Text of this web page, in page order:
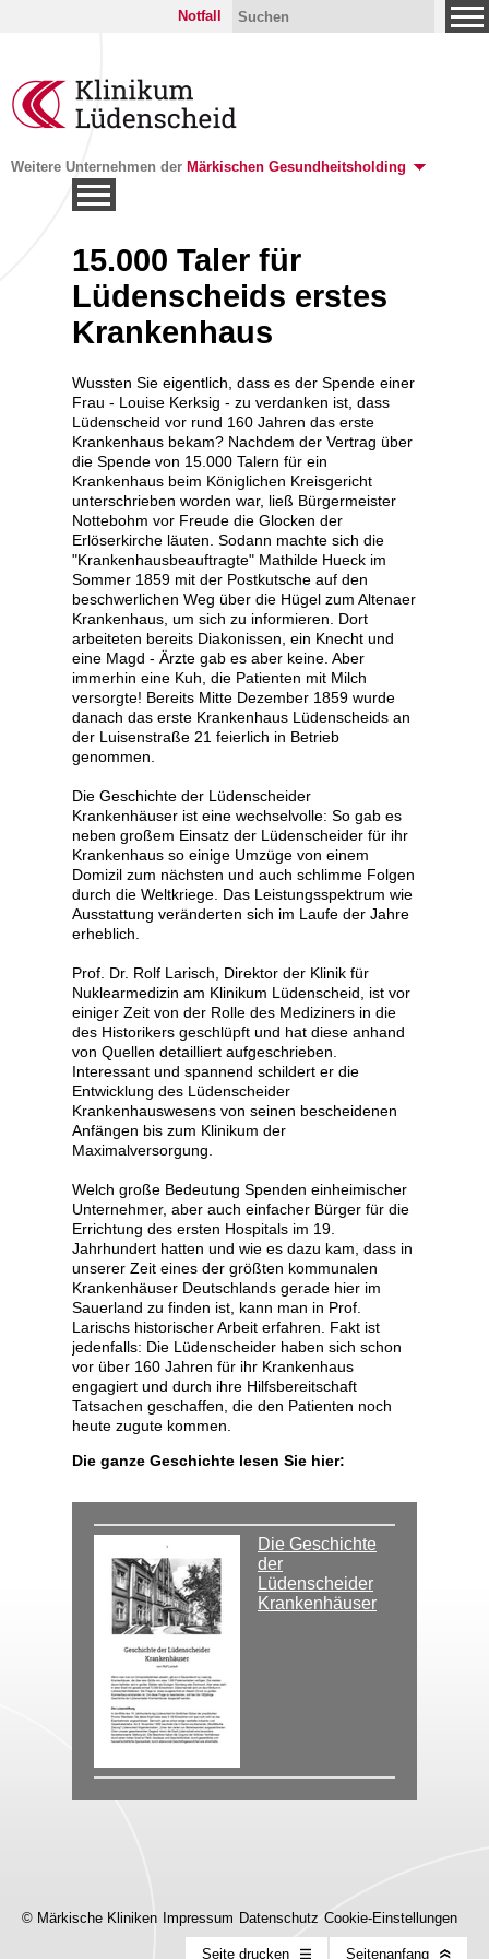
Notfall
Weitere Unternehmen der Märkischen Gesundheitsholding
15.000 Taler für
Lüdenscheids erstes
Krankenhaus
Wussten Sie eigentlich, dass es der Spende einer
Frau - Louise Kerksig - zu verdanken ist, dass
Lüdenscheid vor rund 160 Jahren das erste
Krankenhaus bekam? Nachdem der Vertrag über
die Spende von 15.000 Talern für ein
Krankenhaus beim Königlichen Kreisgericht
unterschrieben worden war, ließ Bürgermeister
Nottebohm vor Freude die Glocken der
Erlöserkirche läuten. Sodann machte sich die
"Krankenhausbeauftragte" Mathilde Hueck im
Sommer 1859 mit der Postkutsche auf den
beschwerlichen Weg über die Hügel zum Altenaer
Krankenhaus, um sich zu informieren. Dort
arbeiteten bereits Diakonissen, ein Knecht und
eine Magd - Ärzte gab es aber keine. Aber
immerhin eine Kuh, die Patienten mit Milch
versorgte! Bereits Mitte Dezember 1859 wurde
danach das erste Krankenhaus Lüdenscheids an
der Luisenstraße 21 feierlich in Betrieb
genommen.
Die Geschichte der Lüdenscheider
Krankenhäuser ist eine wechselvolle: So gab es
neben großem Einsatz der Lüdenscheider für ihr
Krankenhaus so einige Umzüge von einem
Domizil zum nächsten und auch schlimme Folgen
durch die Weltkriege. Das Leistungsspektrum wie
Ausstattung veränderten sich im Laufe der Jahre
erheblich.
Prof. Dr. Rolf Larisch, Direktor der Klinik für
Nuklearmedizin am Klinikum Lüdenscheid, ist vor
einiger Zeit von der Rolle des Mediziners in die
des Historikers geschlüpft und hat diese anhand
von Quellen detailliert aufgeschrieben.
Interessant und spannend schildert er die
Entwicklung des Lüdenscheider
Krankenhauswesens von seinen bescheidenen
Anfängen bis zum Klinikum der
Maximalversorgung.
Welch große Bedeutung Spenden einheimischer
Unternehmer, aber auch einfacher Bürger für die
Errichtung des ersten Hospitals im 19.
Jahrhundert hatten und wie es dazu kam, dass in
unserer Zeit eines der größten kommunalen
Krankenhäuser Deutschlands gerade hier im
Sauerland zu finden ist, kann man in Prof.
Larischs historischer Arbeit erfahren. Fakt ist
jedenfalls: Die Lüdenscheider haben sich schon
vor über 160 Jahren für ihr Krankenhaus
engagiert und durch ihre Hilfsbereitschaft
Tatsachen geschaffen, die den Patienten noch
heute zugute kommen.
Die ganze Geschichte lesen Sie hier:
Die Geschichte
der
Lüdenscheider
Krankenhäuser
© Märkische Kliniken Impressum Datenschutz Cookie-Einstellungen
Seite drucken Seitenanfang